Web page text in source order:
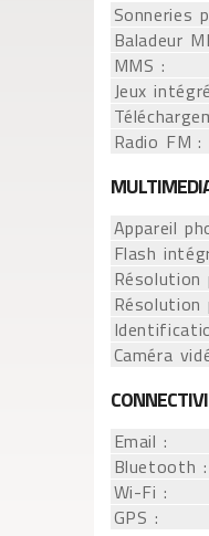
Sonneries
Baladeur
MMS :
Jeux
Radio FM :
Appareil
Flash
Caméra
Email :
Bluetooth :
Wi-Fi :
GPS :